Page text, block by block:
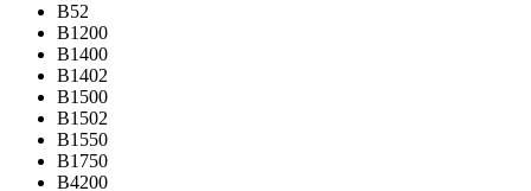
B52
B1200
B1400
B1402
B1500
B1502
B1550
B1750
B4200